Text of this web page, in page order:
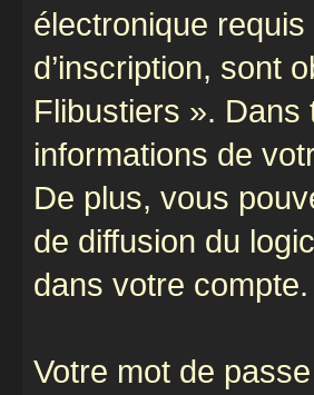
électronique
d’inscription, sont
Flibustiers ».
informations de
De plus, vous
de diffusion du
dans votre compte.
Votre mot de